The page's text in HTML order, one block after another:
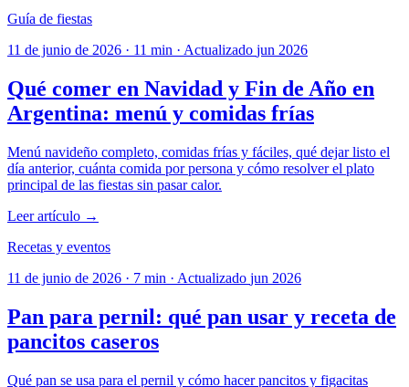
Guía de fiestas
11 de junio de 2026 · 11 min · Actualizado jun 2026
Qué comer en Navidad y Fin de Año en
Argentina: menú y comidas frías
Menú navideño completo, comidas frías y fáciles, qué dejar listo el
día anterior, cuánta comida por persona y cómo resolver el plato
principal de las fiestas sin pasar calor.
Leer artículo →
Recetas y eventos
11 de junio de 2026 · 7 min · Actualizado jun 2026
Pan para pernil: qué pan usar y receta de
pancitos caseros
Qué pan se usa para el pernil y cómo hacer pancitos y figacitas